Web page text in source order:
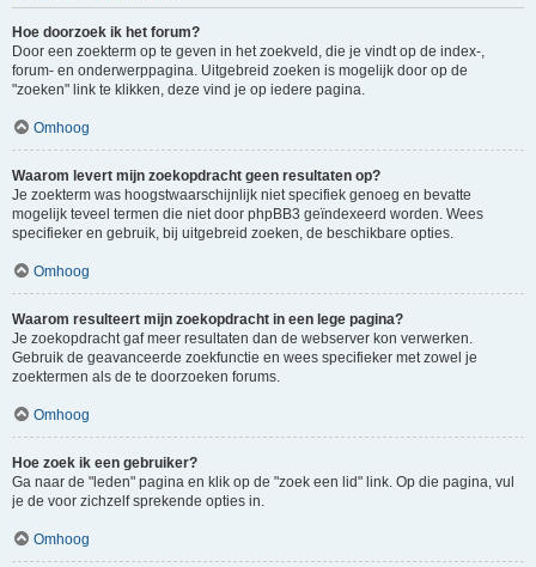
Hoe doorzoek ik het forum?
Door een zoekterm op te geven in het zoekveld, die je vindt op de index-,
forum- en onderwerppagina. Uitgebreid zoeken is mogelijk door op de
"zoeken" link te klikken, deze vind je op iedere pagina.
Omhoog
Waarom levert mijn zoekopdracht geen resultaten op?
Je zoekterm was hoogstwaarschijnlijk niet specifiek genoeg en bevatte
mogelijk teveel termen die niet door phpBB3 geïndexeerd worden. Wees
specifieker en gebruik, bij uitgebreid zoeken, de beschikbare opties.
Omhoog
Waarom resulteert mijn zoekopdracht in een lege pagina?
Je zoekopdracht gaf meer resultaten dan de webserver kon verwerken.
Gebruik de geavanceerde zoekfunctie en wees specifieker met zowel je
zoektermen als de te doorzoeken forums.
Omhoog
Hoe zoek ik een gebruiker?
Ga naar de "leden" pagina en klik op de "zoek een lid" link. Op die pagina, vul
je de voor zichzelf sprekende opties in.
Omhoog